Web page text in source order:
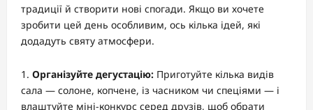
традиції й створити нові спогади. Якщо ви хочете
зробити цей день особливим, ось кілька ідей, які
додадуть святу атмосфери.
Організуйте дегустацію: Приготуйте кілька видів
сала — солоне, копчене, із часником чи спеціями — і
влаштуйте міні-конкурс серед друзів, щоб обрати